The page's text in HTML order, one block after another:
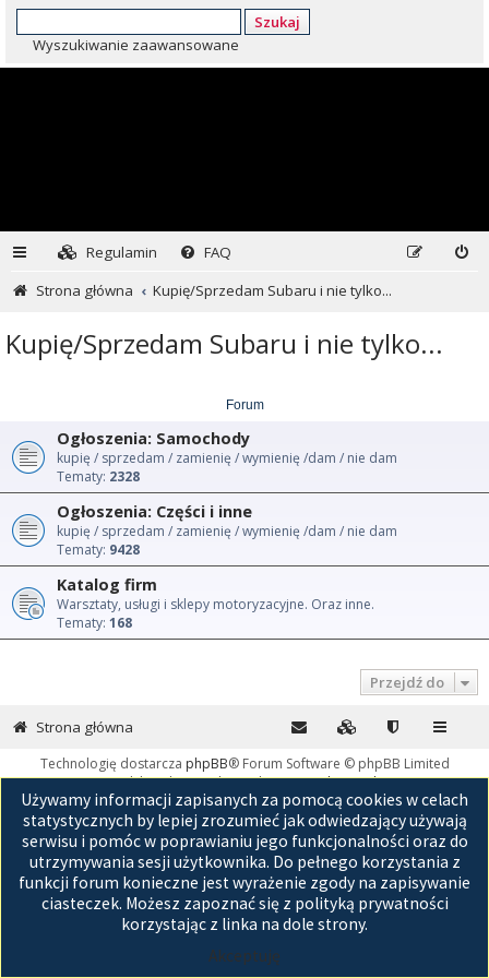
Szukaj
Wyszukiwanie zaawansowane
Regulamin
FAQ
Strona główna
Kupię/Sprzedam Subaru i nie tylko...
Kupię/Sprzedam Subaru i nie tylko...
Forum
Ogłoszenia: Samochody
kupię / sprzedam / zamienię / wymienię /dam / nie dam
Tematy: 2328
Ogłoszenia: Części i inne
kupię / sprzedam / zamienię / wymienię /dam / nie dam
Tematy: 9428
Katalog firm
Warsztaty, usługi i sklepy motoryzacyjne. Oraz inne.
Tematy: 168
Przejdź do
Używamy informacji zapisanych za pomocą cookies w celach
statystycznych by lepiej zrozumieć jak odwiedzający używają
serwisu i pomóc w poprawianiu jego funkcjonalności oraz do
utrzymywania sesji użytkownika. Do pełnego korzystania z
funkcji forum konieczne jest wyrażenie zgody na zapisywanie
ciasteczek. Możesz zapoznać się z polityką prywatności
korzystając z linka na dole strony.
Akceptuję
Strona główna
Technologię dostarcza phpBB® Forum Software © phpBB Limited
Polski pakiet językowy dostarczaphpBB.pl
GZIP: Off